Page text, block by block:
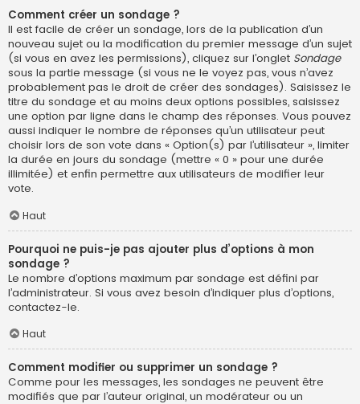
Comment créer un sondage ?
Il est facile de créer un sondage, lors de la publication d’un
nouveau sujet ou la modification du premier message d’un sujet
(si vous en avez les permissions), cliquez sur l’onglet Sondage
sous la partie message (si vous ne le voyez pas, vous n’avez
probablement pas le droit de créer des sondages). Saisissez le
titre du sondage et au moins deux options possibles, saisissez
une option par ligne dans le champ des réponses. Vous pouvez
aussi indiquer le nombre de réponses qu’un utilisateur peut
choisir lors de son vote dans « Option(s) par l’utilisateur », limiter
la durée en jours du sondage (mettre « 0 » pour une durée
illimitée) et enfin permettre aux utilisateurs de modifier leur
vote.
Haut
Pourquoi ne puis-je pas ajouter plus d’options à mon
sondage ?
Le nombre d’options maximum par sondage est défini par
l’administrateur. Si vous avez besoin d’indiquer plus d’options,
contactez-le.
Haut
Comment modifier ou supprimer un sondage ?
Comme pour les messages, les sondages ne peuvent être
modifiés que par l’auteur original, un modérateur ou un